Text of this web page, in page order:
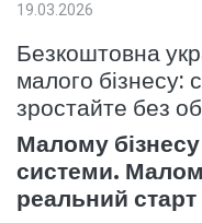
19.03.2026
Безкоштовна
малого бізнесу:
зростайте без
Малому бізнесу
системи.
реальний старт